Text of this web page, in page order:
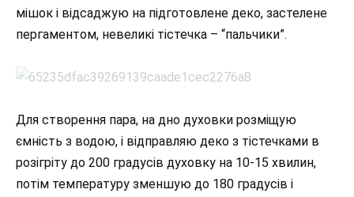
мішок і відсаджую на підготовлене деко, застелене
пергаментом, невеликі тістечка – “пальчики”.
Для створення пара, на дно духовки розміщую
ємність з водою, і відправляю деко з тістечками в
розігріту до 200 градусів духовку на 10-15 хвилин,
потім температуру зменшую до 180 градусів і